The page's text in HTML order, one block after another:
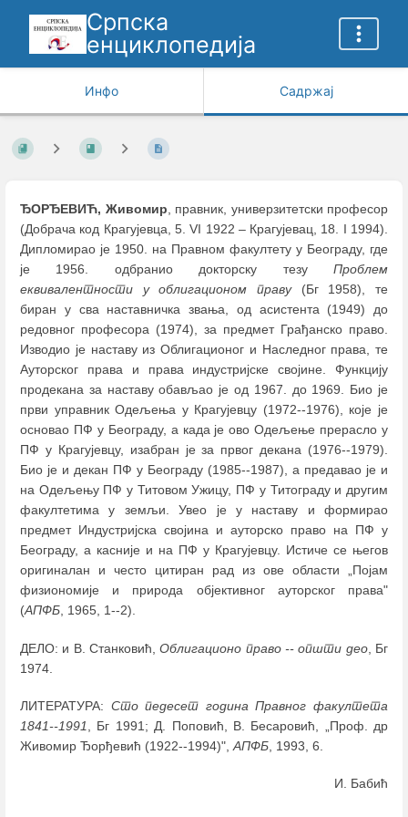
Српска
енциклопедија
Инфо Садржај
ЂОРЂЕВИЋ, Живомир, правник, универзитетски професор
(Добрача код Крагујевца, 5. VI 1922 ‒ Крагујевац, 18. I 1994).
Дипломирао је 1950. на Правном факултету у Београду, где
је 1956. одбранио докторску тезу Проблем
еквивалентности у облигационом праву(Бг 1958), те
биран у сва наставничка звања, од асистента (1949) до
редовног професора (1974), за предмет Грађанско право.
Изводио је наставу из Облигационог и Наследног права, те
Ауторског права и права индустријске својине. Функцију
продекана за наставу обављао је од 1967. до 1969. Био је
први управник Одељења у Крагујевцу (1972--1976), које је
основао ПФ у Београду, а када је ово Одељење прерасло у
ПФ у Крагујевцу, изабран је за првог декана (1976--1979).
Био је и декан ПФ у Београду (1985--1987), а предавао је и
на Одељењу ПФ у Титовом Ужицу, ПФ у Титограду и другим
факултетима у земљи. Увео је у наставу и формирао
предмет Индустријска својина и ауторско право на ПФ у
Београду, а касније и на ПФ у Крагујевцу. Истиче се његов
оригиналан и често цитиран рад из ове области „Појам
физиономије и природа објективног ауторског права"
(АПФБ, 1965, 1--2).
ДЕЛO: и В. Станковић,Облигационо право -- општи део, Бг
1974.
ЛИТЕРАТУРА: Сто педесет година Правног факултета
1841--1991
, Бг 1991; Д. Поповић, В. Бесаровић, „Проф. др
Живомир Ђорђевић (1922--1994)", АПФБ , 1993, 6.
И. Бабић